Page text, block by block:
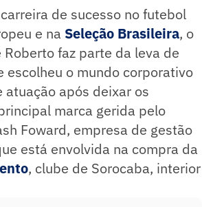
de sucesso no futebol
e na Seleção Brasileira, o
Roberto faz parte da leva de
escolheu o mundo corporativo
atuação após deixar os
marca gerida pelo
Foward, empresa de gestão
está envolvida na compra da
, clube de Sorocaba, interior